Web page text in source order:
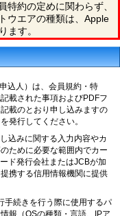
特約の定めに関わらず、
ウエアの種類は、Apple
ます。
込人）は、会員規約・特
載された事項およびPDFフ
載のとおり申し込みますの
発行してください。
込みに関する入力内容やカ
ために必要な範囲内でカー
ド発行会社またはJCBが加
携する信用情報機関に提供
手続きを行う際に使用するパ
報（OSの種類・言語、IPア